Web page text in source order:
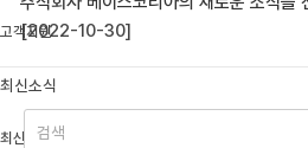
고객지원
최신소식
최신소식
[2022-10-30]